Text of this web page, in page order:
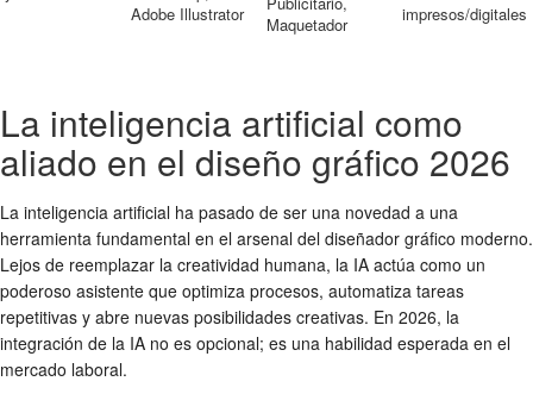
Adobe Illustrator
Maquetador
impresos/digitales
La inteligencia artificial como
aliado en el diseño gráfico 2026
La inteligencia artificial ha pasado de ser una novedad a una
herramienta fundamental en el arsenal del diseñador gráfico moderno.
Lejos de reemplazar la creatividad humana, la IA actúa como un
poderoso asistente que optimiza procesos, automatiza tareas
repetitivas y abre nuevas posibilidades creativas. En 2026, la
integración de la IA no es opcional; es una habilidad esperada en el
mercado laboral.